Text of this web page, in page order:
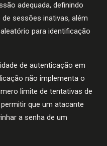
adequada, definindo
sessões inativas, além
para identificação
de autenticação em
não implementa o
limite de tentativas de
que um atacante
a senha de um